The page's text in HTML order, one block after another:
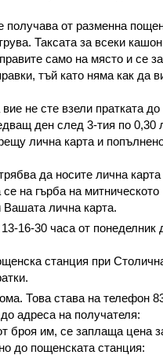
получава от разменна
Таксата за всеки
само на място и се
тъй като няма как да
не сте взели пратката
ден след 3-тия по 0,30
лична карта и
да носите лична карта
на гърба на митническото
Вашата лична карта.
16-30 часа от понеделник
станция при
Това става на телефон
адреса на получателя:
броя им, се заплаща цена
до пощенската станция: